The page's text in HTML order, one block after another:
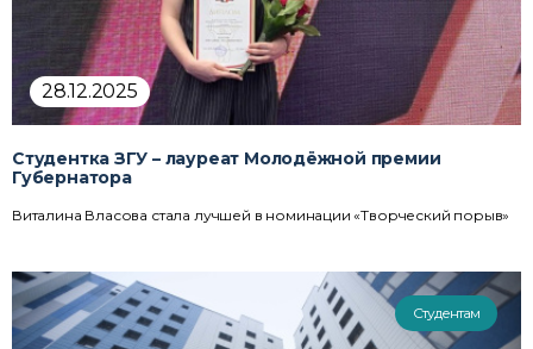
28.12.2025
Студентка ЗГУ – лауреат Молодёжной премии
Губернатора
Виталина Власова стала лучшей в номинации «Творческий порыв»
Студентам